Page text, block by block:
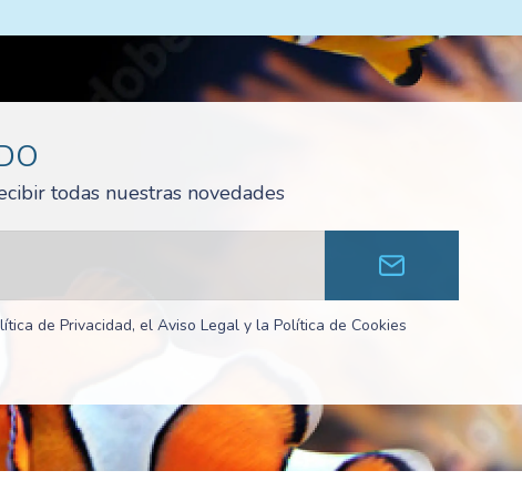
todas nuestras novedades
de Privacidad, el Aviso Legal y la Política de Cookies